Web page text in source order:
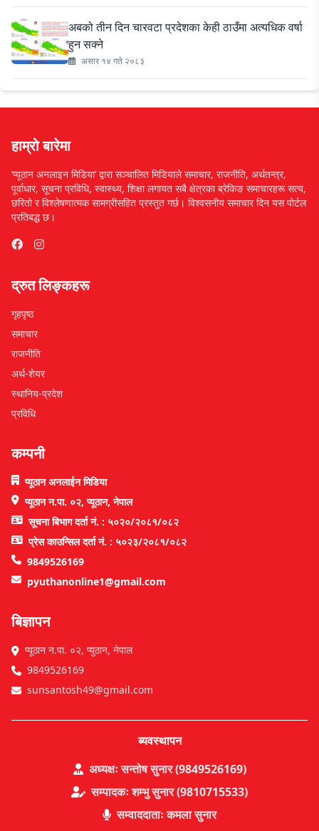
अबको तीन दिन चारवटा प्रदेशका केही ठाउँमा अत्यधिक वर्षा
हुन सक्ने
असार १४ गते २०८३
हाम्रो बारेमा
‘प्यूठान अनलाइन मिडिया’ द्वारा सञ्चालित मिडियाले समाचार, राजनीति, अर्थतन्त्र,
पूर्वाधार, सूचना प्रविधि, स्वास्थ्य, शिक्षा लगायत सबै क्षेत्रका ब्रेकिङ समाचारहरू सत्य,
छरितो र विश्लेषणात्मक सामग्रीसहित प्रस्तुत गर्छ। विश्वसनीय समाचार दिन यस पोर्टल
प्रतिबद्ध छ।
द्रुत लिङ्कहरू
गृहपृष्ठ
समाचार
राजनीति
अर्थ-शेयर
स्थानिय-प्रदेश
प्रविधि
कम्पनी
प्यूठान अनलाईन मिडिया
प्यूठान न.पा. ०२, प्यूठान, नेपाल
सूचना बिभाग दर्ता नं. : ५०२०/२०८१/०८२
प्रेस काउन्सिल दर्ता नं. : ५०२३/२०८१/०८२
9849526169
pyuthanonline1@gmail.com
बिज्ञापन
प्यूठान न.पा. ०२, प्युठान, नेपाल
9849526169
sunsantosh49@gmail.com
ब्यवस्थापन
अध्यक्षः सन्तोष सुनार (9849526169)
सम्पादकः शम्भु सुनार (9810715533)
सम्वाददाताः कमला सुनार